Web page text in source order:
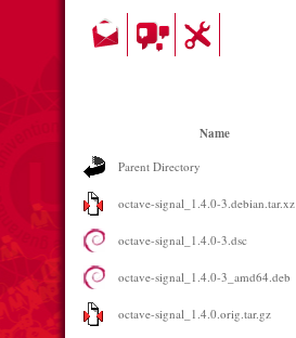
Name
Parent Directory
octave-signal_1.4.0-3.debian.tar.xz
octave-signal_1.4.0-3.dsc
octave-signal_1.4.0-3_amd64.deb
octave-signal_1.4.0.orig.tar.gz